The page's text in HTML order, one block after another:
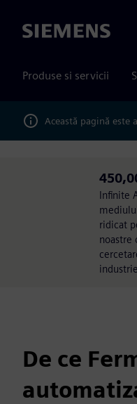
Siemens
Produse si servicii
Această pagină este
Infinite
ridicat
noastre
De ce